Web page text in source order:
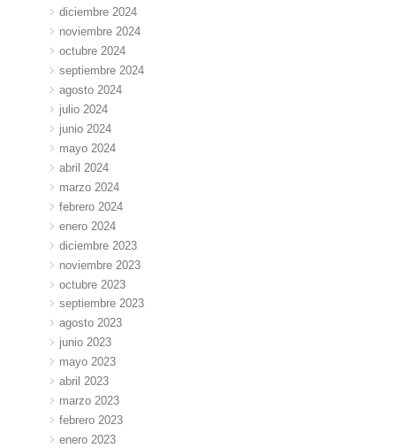
diciembre 2024
noviembre 2024
octubre 2024
septiembre 2024
agosto 2024
julio 2024
junio 2024
mayo 2024
abril 2024
marzo 2024
febrero 2024
enero 2024
diciembre 2023
noviembre 2023
octubre 2023
septiembre 2023
agosto 2023
junio 2023
mayo 2023
abril 2023
marzo 2023
febrero 2023
enero 2023